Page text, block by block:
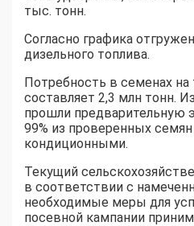
тыс. тонн.
Согласно графика
дизельного топлива.
Потребность в семенах на
составляет 2,3 млн тонн.
прошли предварительную
99% из проверенных
кондиционными.
Текущий
в соответствии с
необходимые меры для
посевной кампании